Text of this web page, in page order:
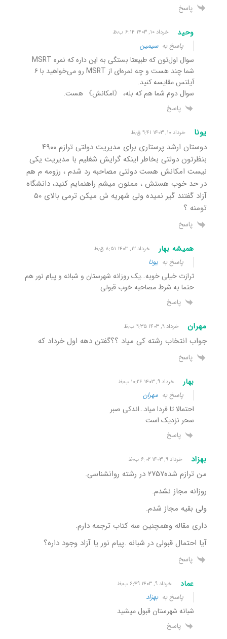
پاسخ
وحید خرداد ۱۰, ۱۴۰۳ ۶:۱۴ ب٫ظ
پاسخ بهسیمین
سوال اول‌تون که طبیعتا بستگی به این‌ داره که نمره MSRT
شما چند هست و چه نمره‌ای از MSRT رو می‌خواهید با ۶
آیلتس مقایسه کنید.
سوال دوم شما هم که بله، 《امکانش》 هست.
پاسخ
یونا خرداد ۱۰, ۱۴۰۳ ۹:۴۱ ق٫ظ
دوستان ارشد پرستاری برای مدیریت دولتی ترازم ۴۹۰۰
بنظرتون دولتی بخاطر اینکه گرایش شغلیم با مدیریت یکی
نیست امکانش هست دولتی مصاحبه رد شدم ، رزومه م هم
در حد خوب هستش ، ممنون میشم راهنمایم کنید، دانشگاه
آزاد گفتند گیر نمیده ولی شهریه ش میکن ترمی بالای ۵۰
تومنه ؟
پاسخ
همیشه بهار خرداد ۱۲, ۱۴۰۳ ۸:۵۱ ق٫ظ
پاسخ به یونا
ترازت خیلی خوبه…یک روزانه شهرستان و شبانه و پیام نور هم
حتما به شرط مصاحبه خوب قبولی
پاسخ
مهران خرداد ۹, ۱۴۰۳ ۹:۳۵ ب٫ظ
جواب انتخاب رشته کی میاد ؟؟گفتن دهه اول خرداد که
پاسخ
بهار خرداد ۹, ۱۴۰۳ ۱۰:۲۶ ب٫ظ
پاسخ به مهران
احتمالا تا فردا میاد…اندکی صبر
سحر نزدیک است
پاسخ
بهزاد خرداد ۹, ۱۴۰۳ ۶:۰۲ ب٫ظ
من ترازم شده۲۷۵۷ در رشته روانشناسی.
روزانه مجاز نشدم.
ولی بقیه مجاز شدم.
داری مقاله وهمچنین سه کتاب ترجمه دارم.
آیا احتمال قبولی در شبانه .پیام نور یا آزاد وجود داره؟
پاسخ
عماد خرداد ۹, ۱۴۰۳ ۶:۴۹ ب٫ظ
پاسخ بهبهزاد
شبانه شهرستان قبول میشید
پاسخ